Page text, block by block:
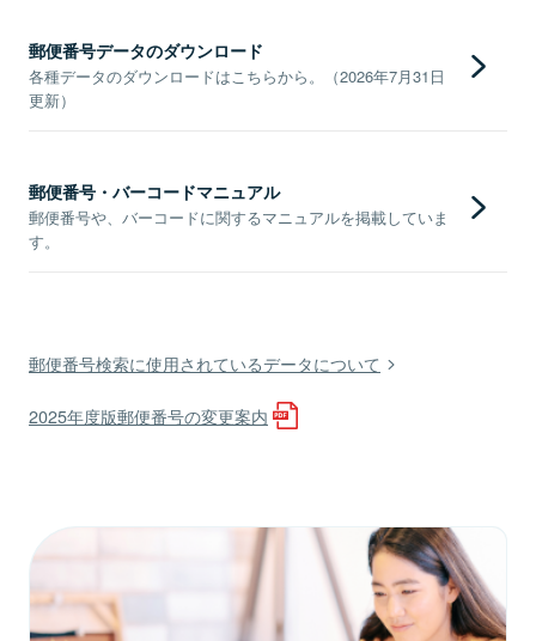
郵便番号データのダウンロード
各種データのダウンロードはこちらから。（2026年7月31日
更新）
郵便番号・バーコードマニュアル
郵便番号や、バーコードに関するマニュアルを掲載していま
す。
郵便番号検索に使用されているデータについて
2025年度版郵便番号の変更案内